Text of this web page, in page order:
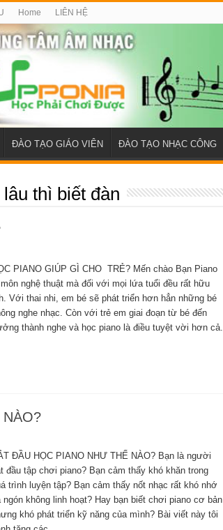
Home LIÊN HỆ
ĐÀO TẠO GIÁO VIÊN ĐÀO TẠO NHẠC CÔNG
thì biết đàn
PIANO GIÚP GÌ CHO TRẺ? Mến chào Bạn Piano
môn nghệ thuật mà đối với mọi lứa tuổi đều rất hữu
Với thai nhi, em bé sẽ phát triển hơn hẳn những bé
nghe nhạc. Còn với trẻ em giai đoạn từ bé đến
thành nghe và học piano là điều tuyệt vời hơn cả.
ĐẦU HỌC PIANO NHƯ THẾ NÀO? Bạn là người
đầu tập chơi piano? Bạn cảm thấy khó khăn trong
trình luyện tập? Bạn cảm thấy nốt nhạc rất khó nhớ
ngón không linh hoạt? Hay bạn biết chơi piano cơ bản
khó phát triển kỹ năng của mình? Bài viết này tôi